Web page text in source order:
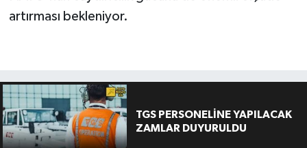
artırması bekleniyor.
TGS PERSONELİNE YAPILACAK
ZAMLAR DUYURULDU